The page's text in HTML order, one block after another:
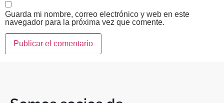
Guarda mi nombre, correo electrónico y web en este
navegador para la próxima vez que comente.